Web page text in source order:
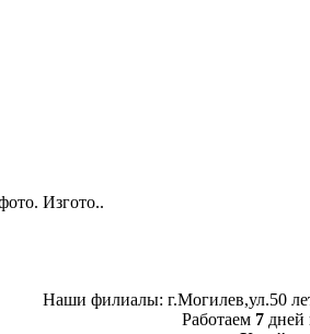
Изгото..
Наши филиалы: г.Могилев,ул.50
Работаем 7 дней